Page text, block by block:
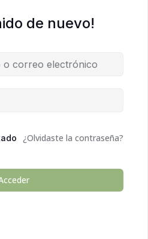
de nuevo!
¿Olvidaste la contraseña?